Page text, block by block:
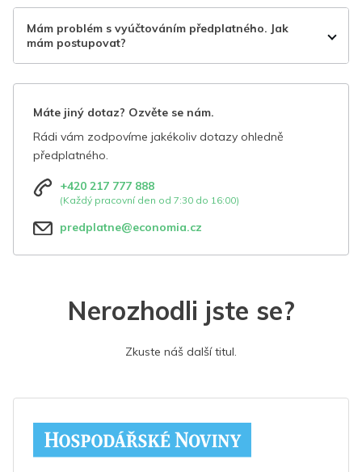
Mám problém s vyúčtováním předplatného. Jak
mám postupovat?
Máte jiný dotaz? Ozvěte se nám.
Rádi vám zodpovíme jakékoliv dotazy ohledně
předplatného.
+420 217 777 888
(Každý pracovní den od 7:30 do 16:00)
predplatne@economia.cz
Nerozhodli jste se?
Zkuste náš další titul.